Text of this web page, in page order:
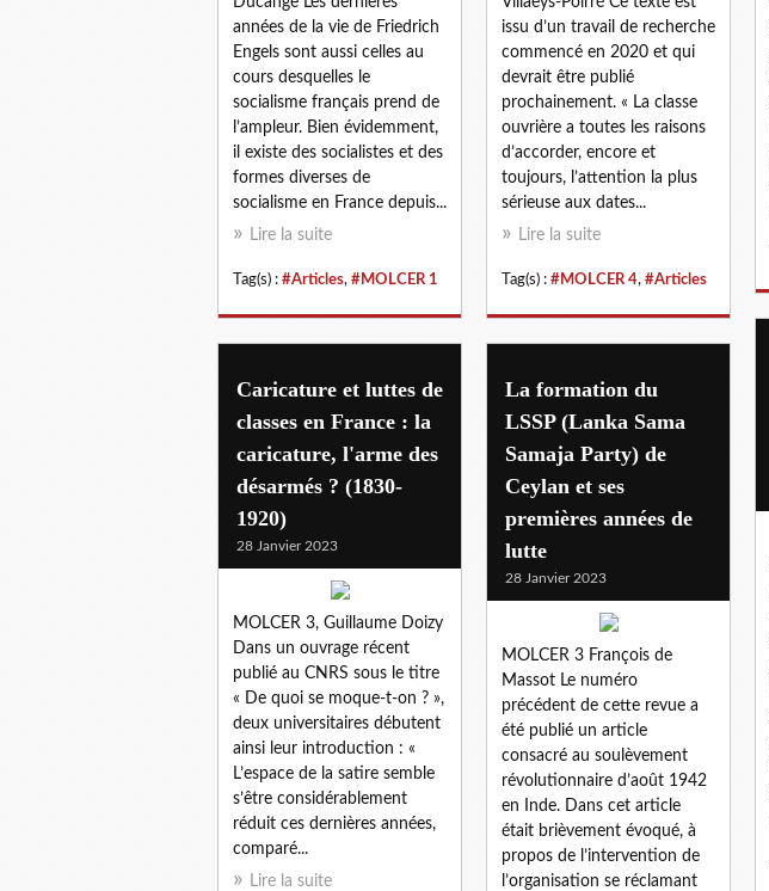
années de la vie de Friedrich
Engels sont aussi celles au
cours desquelles le
socialisme français prend de
l’ampleur. Bien évidemment,
il existe des socialistes et des
formes diverses de
socialisme en France depuis...
Lire la suite
Tag(s) : #Articles, #MOLCER 1
issu d’un travail de recherche
commencé en 2020 et qui
devrait être publié
prochainement. « La classe
ouvrière a toutes les raisons
d’accorder, encore et
toujours, l’attention la plus
sérieuse aux dates...
Lire la suite
Tag(s) : #MOLCER 4, #Articles
Caricature et luttes de
classes en France : la
caricature, l'arme des
désarmés ? (1830-
1920)
28 Janvier 2023
MOLCER 3, Guillaume Doizy
Dans un ouvrage récent
publié au CNRS sous le titre
« De quoi se moque-t-on ? »,
deux universitaires débutent
ainsi leur introduction : «
L’espace de la satire semble
s’être considérablement
réduit ces dernières années,
comparé...
Lire la suite
La formation du
LSSP (Lanka Sama
Samaja Party) de
Ceylan et ses
premières années de
lutte
28 Janvier 2023
MOLCER 3 François de
Massot Le numéro
précédent de cette revue a
été publié un article
consacré au soulèvement
révolutionnaire d’août 1942
en Inde. Dans cet article
était brièvement évoqué, à
propos de l’intervention de
l’organisation se réclamant